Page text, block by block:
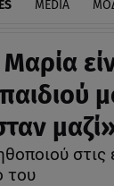
MEDIA
στις
του